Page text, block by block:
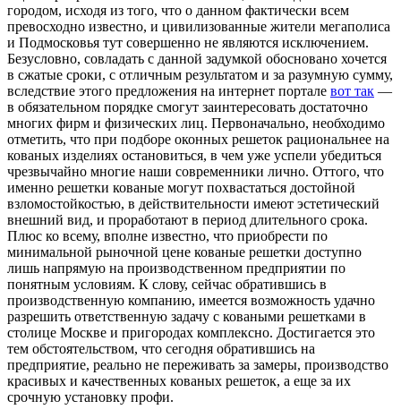
городом, исходя из того, что о данном фактически всем
превосходно известно, и цивилизованные жители мегаполиса
и Подмосковья тут совершенно не являются исключением.
Безусловно, совладать с данной задумкой обосновано хочется
в сжатые сроки, с отличным результатом и за разумную сумму,
вследствие этого предложения на интернет портале вот так —
в обязательном порядке смогут заинтересовать достаточно
многих фирм и физических лиц. Первоначально, необходимо
отметить, что при подборе оконных решеток рациональнее на
кованых изделиях остановиться, в чем уже успели убедиться
чрезвычайно многие наши современники лично. Оттого, что
именно решетки кованые могут похвастаться достойной
взломостойкостью, в действительности имеют эстетический
внешний вид, и проработают в период длительного срока.
Плюс ко всему, вполне известно, что приобрести по
минимальной рыночной цене кованые решетки доступно
лишь напрямую на производственном предприятии по
понятным условиям. К слову, сейчас обратившись в
производственную компанию, имеется возможность удачно
разрешить ответственную задачу с коваными решетками в
столице Москве и пригородах комплексно. Достигается это
тем обстоятельством, что сегодня обратившись на
предприятие, реально не переживать за замеры, производство
красивых и качественных кованых решеток, а еще за их
срочную установку профи.